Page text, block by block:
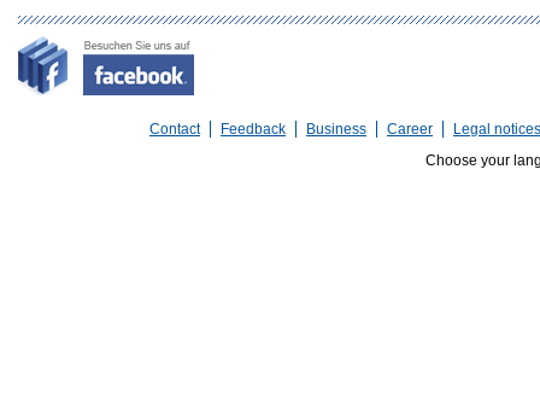
Contact Feedback Business Career
Legal notices
Choose your